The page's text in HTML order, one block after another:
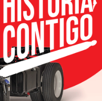
con una pantalla HD
para el conductor
Bose con 14 bocinas